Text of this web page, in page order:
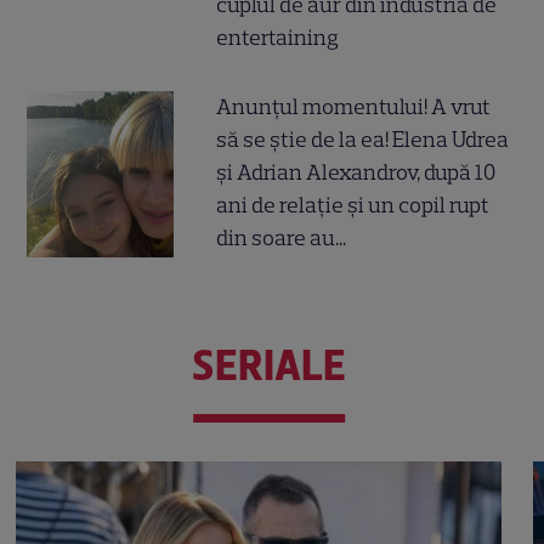
entertaining
Anunțul momentului! A vrut
să se știe de la ea! Elena Udrea
și Adrian Alexandrov, după 10
ani de relație și un copil rupt
din soare au...
SERIALE